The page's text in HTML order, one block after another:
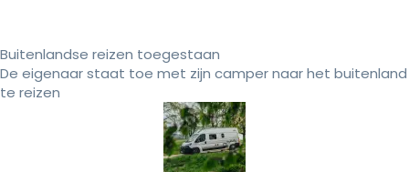
Buitenlandse reizen toegestaan
De eigenaar staat toe met zijn camper naar het buitenland
te reizen